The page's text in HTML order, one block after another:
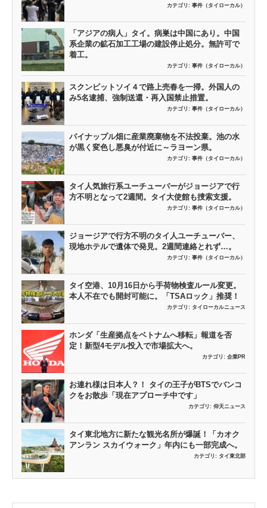
カテゴリ: 事件（タイローカル）
「アジアの病人」タイ。病巣は中国にあり。中国
系企業の鉱石加工工場の建設停止処分。無許可で
着工。
カテゴリ: 事件（タイローカル）
スクンビットソイ４で路上売春を一掃。外国人の
み5名逮捕、強制送還・再入国禁止措置。
カテゴリ: 事件（タイローカル）
パイナップル畑に産業廃棄物を不法投棄。池の水
が黒く変色し悪臭が付近に～ラヨーン県。
カテゴリ: 事件（タイローカル）
タイ人気旅行系ユーチューバーがジョージアで行
方不明となって2週間。タイ大使館も捜索支援。
カテゴリ: 事件（タイローカル）
ジョージアで行方不明のタイ人ユーチューバー、
現地ホテルで遺体で発見。2週間連絡とれず…。
カテゴリ: 事件（タイローカル）
タイ空港、10月16日から手荷物検査ルール変更。
本人不在でも開封可能に。「TSAロック」推奨！
カテゴリ: タイローカルニュース
ホンダ「生産拠点をベトナムへ移転」報道を否
定！新型4モデル投入で市場拡大へ。
カテゴリ: 企業PR
お連れ様は日本人？！ タイの王子がBTSでバンコ
クをお散歩「現在アプローチ中です」
カテゴリ: 仰天ニュース
タイ東北地方に新たな観光名所が爆誕！「カオク
アンラン スカイウォーク」年内にも一部完成へ。
カテゴリ: タイ東北部